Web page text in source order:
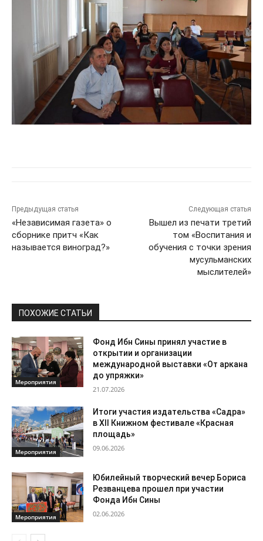
Предыдущая статья
«Независимая газета» о
сборнике притч «Как
называется виноград?»
Следующая статья
Вышел из печати третий
том «Воспитания и
обучения с точки зрения
мусульманских
мыслителей»
ПОХОЖИЕ СТАТЬИ
Мероприятия
Фонд Ибн Сины принял участие в
открытии и организации
международной выставки «От аркана
до упряжки»
21.07.2026
Мероприятия
Итоги участия издательства «Садра»
в XII Книжном фестивале «Красная
площадь»
09.06.2026
Мероприятия
Юбилейный творческий вечер Бориса
Резванцева прошел при участии
Фонда Ибн Сины
02.06.2026